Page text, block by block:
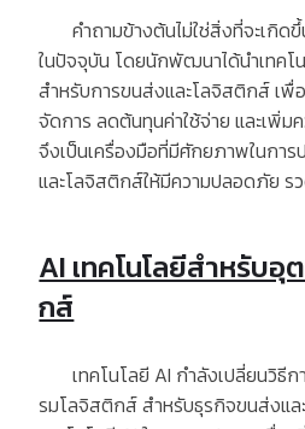
คำถามข้างต้นไม่ใช่สิ่งที่จะเกิดขึ้
ในปัจจุบัน โดยนักพัฒนาได้นำเทคโน
สำหรับการขนส่งและโลจิสติกส์ เพื่
จัดการ ลดต้นทุนค่าใช้จ่าย และเพิ่
จึงเป็นเครื่องมือที่มีศักยภาพในกา
และโลจิสติกส์ให้มีความปลอดภัย ร
AI เทคโนโลยีสำหรับ
กส์
เทคโนโลยี AI กำลังเปลี่ยนวิธีก
รมโลจิสติกส์ สำหรับธุรกิจขนส่งแล